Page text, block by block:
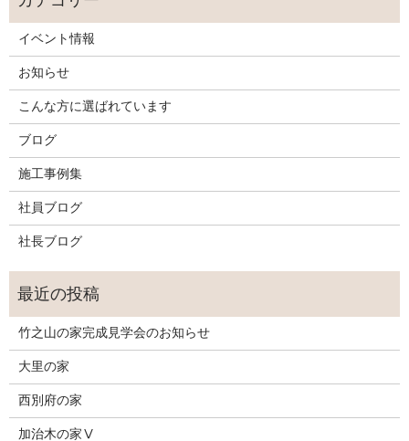
イベント情報
お知らせ
こんな方に選ばれています
ブログ
施工事例集
社員ブログ
社長ブログ
竹之山の家完成見学会のお知らせ
大里の家
西別府の家
加治木の家Ⅴ